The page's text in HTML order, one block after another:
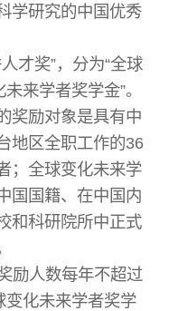
学研究的中国优秀
才奖”，分为“全球
来学者奖学金”。
奖励对象是具有中
地区全职工作的36
；全球变化未来学
国国籍、在中国内
和科研院所中正式
励人数每年不超过
变化未来学者奖学